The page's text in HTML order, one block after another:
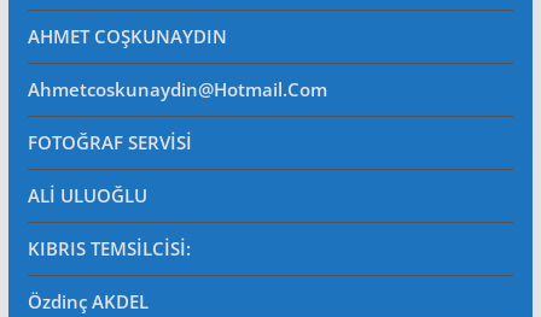
AHMET COŞKUNAYDIN
Ahmetcoskunaydin@hotmail.com
FOTOĞRAF SERVİSİ
ALİ ULUOĞLU
KIBRIS TEMSİLCİSİ:
Özdinç AKDEL